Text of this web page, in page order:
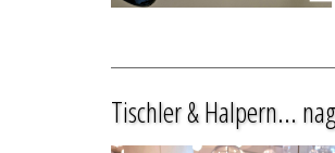
Tischler & Halpern...